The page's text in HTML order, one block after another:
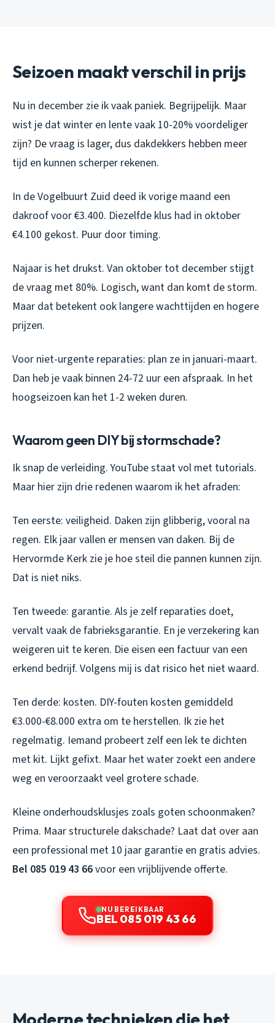
Seizoen maakt verschil in prijs
Nu in december zie ik vaak paniek. Begrijpelijk. Maar
wist je dat winter en lente vaak 10-20% voordeliger
zijn? De vraag is lager, dus dakdekkers hebben meer
tijd en kunnen scherper rekenen.
In de Vogelbuurt Zuid deed ik vorige maand een
dakroof voor €3.400. Diezelfde klus had in oktober
€4.100 gekost. Puur door timing.
Najaar is het drukst. Van oktober tot december stijgt
de vraag met 80%. Logisch, want dan komt de storm.
Maar dat betekent ook langere wachttijden en hogere
prijzen.
Voor niet-urgente reparaties: plan ze in januari-maart.
Dan heb je vaak binnen 24-72 uur een afspraak. In het
hoogseizoen kan het 1-2 weken duren.
Waarom geen DIY bij stormschade?
Ik snap de verleiding. YouTube staat vol met tutorials.
Maar hier zijn drie redenen waarom ik het afraden:
Ten eerste: veiligheid. Daken zijn glibberig, vooral na
regen. Elk jaar vallen er mensen van daken. Bij de
Hervormde Kerk zie je hoe steil die pannen kunnen zijn.
Dat is niet niks.
Ten tweede: garantie. Als je zelf reparaties doet,
vervalt vaak de fabrieksgarantie. En je verzekering kan
weigeren uit te keren. Die eisen een factuur van een
erkend bedrijf. Volgens mij is dat risico het niet waard.
Ten derde: kosten. DIY-fouten kosten gemiddeld
€3.000-€8.000 extra om te herstellen. Ik zie het
regelmatig. Iemand probeert zelf een lek te dichten
met kit. Lijkt gefixt. Maar het water zoekt een andere
weg en veroorzaakt veel grotere schade.
Kleine onderhoudsklusjes zoals goten schoonmaken?
Prima. Maar structurele dakschade? Laat dat over aan
een professional met 10 jaar garantie en gratis advies.
Bel 085 019 43 66voor een vrijblijvende offerte.
NU BEREIKBAAR
BEL 085 019 43 66